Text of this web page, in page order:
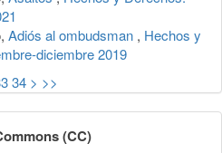
Adiós al ombudsman , Hechos y
diciembre 2019
34 > >>
(CC)